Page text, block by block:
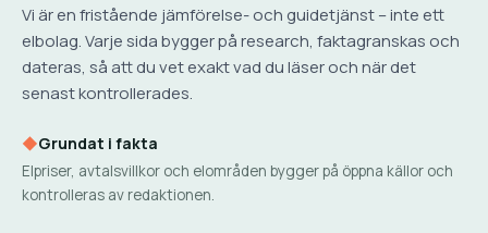
Vi är en fristående jämförelse- och guidetjänst – inte ett
elbolag. Varje sida bygger på research, faktagranskas och
dateras, så att du vet exakt vad du läser och när det
senast kontrollerades.
◆Grundat i fakta
Elpriser, avtalsvillkor och elområden bygger på öppna källor och
kontrolleras av redaktionen.